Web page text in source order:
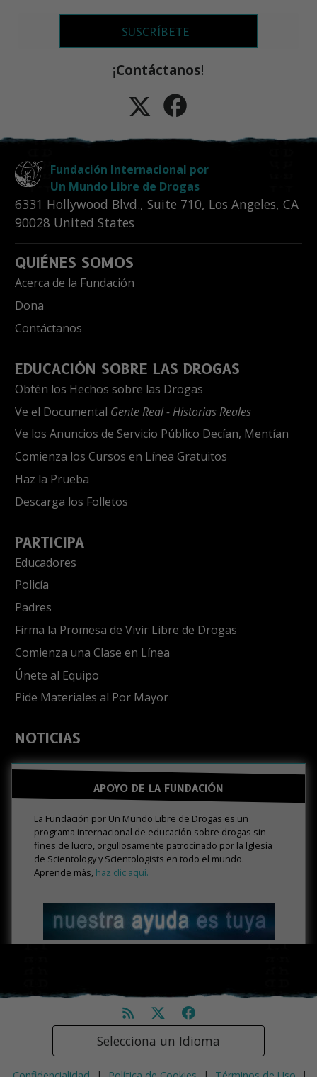
SUSCRÍBETE
¡Contáctanos!
Fundación Internacional por
Un Mundo Libre de Drogas
6331 Hollywood Blvd., Suite 710, Los Angeles, CA
90028 United States
QUIÉNES SOMOS
Acerca de la Fundación
Dona
Contáctanos
EDUCACIÓN SOBRE LAS DROGAS
Obtén los Hechos sobre las Drogas
Ve el Documental Gente Real - Historias Reales
Ve los Anuncios de Servicio Público Decían, Mentían
Comienza los Cursos en Línea Gratuitos
Haz la Prueba
Descarga los Folletos
PARTICIPA
Educadores
Policía
Padres
Firma la Promesa de Vivir Libre de Drogas
Comienza una Clase en Línea
Únete al Equipo
Pide Materiales al Por Mayor
NOTICIAS
APOYO DE LA FUNDACIÓN
La Fundación por Un Mundo Libre de Drogas es un
programa internacional de educación sobre drogas sin
fines de lucro, orgullosamente patrocinado por la Iglesia
de Scientology y Scientologists en todo el mundo.
Aprende más, haz clic aquí.
Selecciona un Idioma